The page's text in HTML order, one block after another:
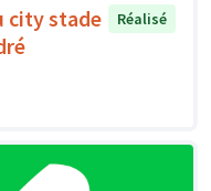
city stade
Réalisé